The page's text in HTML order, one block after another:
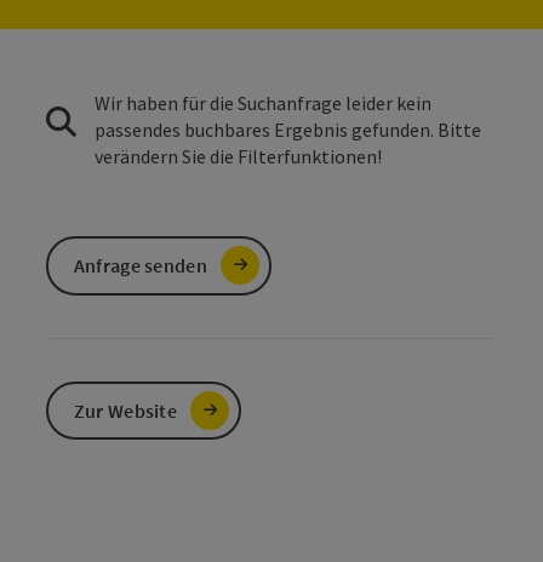
Wir haben für die Suchanfrage leider kein
passendes buchbares Ergebnis gefunden. Bitte
verändern Sie die Filterfunktionen!
Anfrage senden
Zur Website